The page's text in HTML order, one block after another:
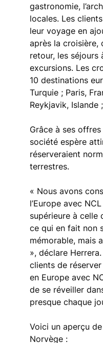
gastronomie,
locales. Les
leur voyage en
après la croisière,
retour, les séjours
excursions. Les
10 destinations
Turquie ; Paris,
Reykjavik, Islande
Grâce à ses
société espère
réserveraient
terrestres.
« Nous avons
l’Europe avec
supérieure à celle
ce qui en fait non
mémorable, mais
», déclare
clients de
en Europe avec
de se réveiller
presque chaque
Voici un aperçu
Norvège :